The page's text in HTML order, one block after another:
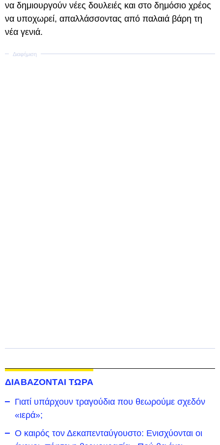
να δημιουργούν νέες δουλειές και στο δημόσιο χρέος
να υποχωρεί, απαλλάσσοντας από παλαιά βάρη τη
νέα γενιά.
ΔΙΑΒΑΖΟΝΤΑΙ ΤΩΡΑ
Γιατί υπάρχουν τραγούδια που θεωρούμε σχεδόν
«ιερά»;
Ο καιρός τον Δεκαπενταύγουστο: Ενισχύονται οι